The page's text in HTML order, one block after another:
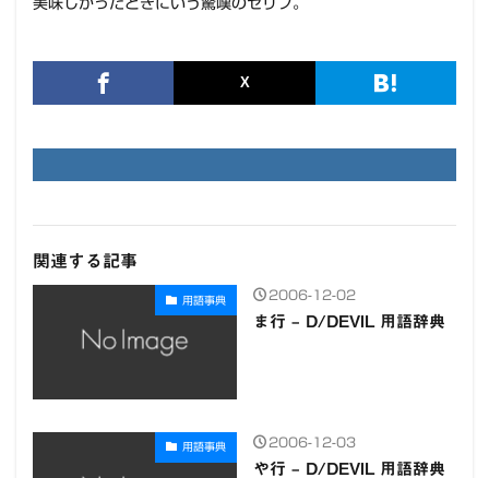
美味しかったときにいう驚嘆のセリフ。
関連する記事
用語事典 2006-12-02
ま行 – D/DEVIL 用語辞典
用語事典 2006-12-03
や行 – D/DEVIL 用語辞典